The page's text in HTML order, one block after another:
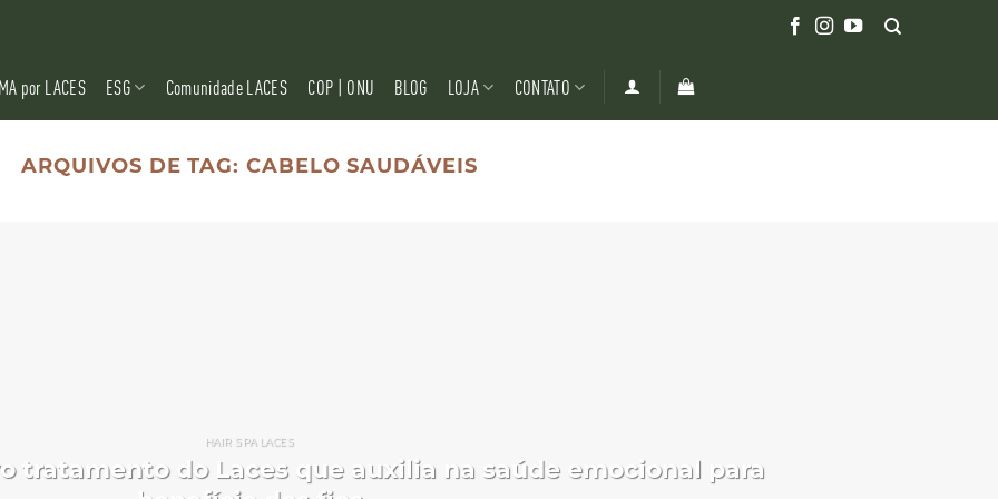
por LACES ESG Comunidade LACES COP | ONU BLOG LOJA CONTATO
ARQUIVOS DE TAG: CABELO SAUDÁVEIS
HAIR SPA LACES
tratamento do Laces que auxilia na saúde emocional para